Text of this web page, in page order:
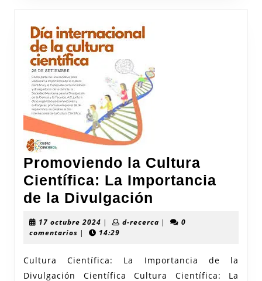
Promoviendo la Cultura
Científica: La Importancia
de la Divulgación
La
17 octubre 2024 17
octubre
| d-recercad-|
0
comentarios | 14:29
Cultura Científica: La Importancia de la
Divulgación Científica Cultura Científica: La